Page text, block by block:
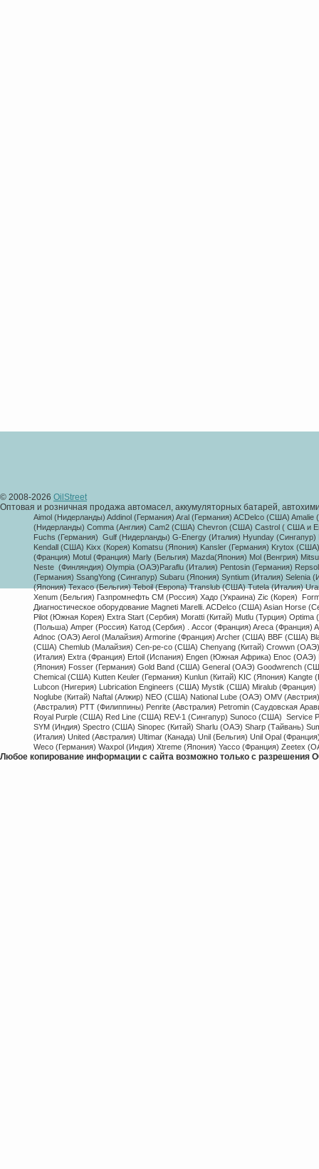
© 2008-2026 OilStreet
Оптовая и розничная продажа автомасел, аккумуляторных батарей,
Aimol (Нидерланды) Addinol (Германия) Aral (Германия) ACDelco (США)
(Нидерланды) Comma (Англия) Cam2 (США) Chevron (США) Castrol ( США и
Fuchs (Германия) Gulf (Нидерланды) G-Energy (Италия) Hyunday
Kendall (США) Kixx (Корея) Komatsu (Япония) Kansler (Германия) Krytox
(Франция) Motul (Франция) Marly (Бельгия) Mazda(Япония) Mol (Венгрия)
Neste (Финляндия) Olympia (ОАЭ)Paraflu (Италия) Pentosin (Германия)
(Германия) SsangYong (Сингапур) Subaru (Япония) Syntium (Италия) Selenia
(Япония) Texaco (Бельгия) Teboil (Европа) Translub (США) Tutela (Италия)
Xenum (Бельгия) Газпромнефть СМ (Россия) Хадо (Украина) Zic (Корея)
Диагностическое оборудование Magneti Marelli. ACDelco (США) Asian Horse
Pilot (Южная Корея) Extra Start (Сербия) Moratti (Китай) Mutlu (Турция)
(Польша) Amper (Россия) Катод (Сербия) . Accor (Франция) Areca (Франция)
Adnoc (ОАЭ) Aerol (Малайзия) Armorine (Франция) Archer (США) BBF (США)
(США) Chemlub (Малайзия) Cen-pe-co (США) Chenyang (Китай) Crowwn
(Италия) Extra (Франция) Ertoil (Испания) Engen (Южная Африка) Enoc (ОАЭ)
(Япония) Fosser (Германия) Gold Band (США) General (ОАЭ) Goodwrench
Chemical (США) Kutten Keuler (Германия) Kunlun (Китай) KIC (Япония)
Lubcon (Нигерия) Lubrication Engineers (США) Mystik (США) Miralub
Noglube (Китай) Naftal (Алжир) NEO (США) National Lube (ОАЭ) OMV
(Австралия) PTT (Филиппины) Penrite (Австралия) Petromin (Саудовская
Royal Purple (США) Red Line (США) REV-1 (Сингапур) Sunoco (США)
SYM (Индия) Spectro (США) Sinopec (Китай) Sharlu (ОАЭ) Sharp (Тайвань)
(Италия) United (Австралия) Ultimar (Канада) Unil (Бельгия) Unil Opal
Weco (Германия) Waxpol (Индия) Xtreme (Япония) Yacco (Франция) Zeetex
Любое копирование информации с сайта возможно только с разрешения